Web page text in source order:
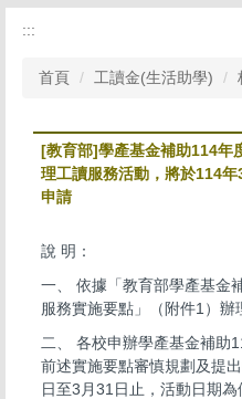
:::
首頁 工讀金(生活助學)
[教育部]學產基金補助114年
理工讀服務活動，將於114
申請
說 明：
一、 依據「教育部學產基金
服務實施要點」（附件1）辦
二、 各校申辦學產基金補助
前述實施要點審慎規劃及提
日至3月31日止，活動日期